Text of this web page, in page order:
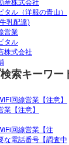
産株式会社
タル（洋服の青山）
乳配達)
営業
タル
株式会社
検索キーワー
回線営業【注意】
業【注意】
回線営業【注
な電話番号【調査中